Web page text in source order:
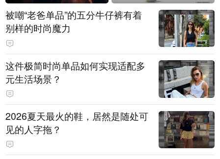
被嘲“老爸单品”的五分牛仔裤有着
别样的时尚魔力
这件极简时尚单品如何实现适配多
元生活场景？
2026夏天最火的鞋，居然是随处可
见的人字拖？